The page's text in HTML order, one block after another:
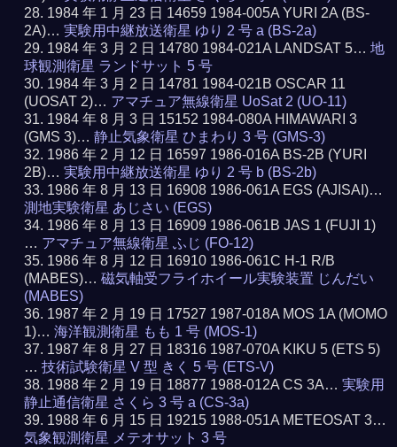
1984 年 1 月 23 日 14659 1984-005A YURI 2A (BS-
2A)…実験用中継放送衛星 ゆり 2 号 a (BS-2a)
1984 年 3 月 2 日 14780 1984-021A LANDSAT 5…地
球観測衛星 ランドサット 5 号
1984 年 3 月 2 日 14781 1984-021B OSCAR 11
(UOSAT 2)… アマチュア無線衛星 UoSat 2 (UO-11)
1984 年 8 月 3 日 15152 1984-080A HIMAWARI 3
(GMS 3)…静止気象衛星 ひまわり 3 号 (GMS-3)
1986 年 2 月 12 日 16597 1986-016A BS-2B (YURI
2B)…実験用中継放送衛星 ゆり 2 号 b (BS-2b)
1986 年 8 月 13 日 16908 1986-061A EGS (AJISAI)…
測地実験衛星 あじさい (EGS)
1986 年 8 月 13 日 16909 1986-061B JAS 1 (FUJI 1)
… アマチュア無線衛星 ふじ (FO-12)
1986 年 8 月 12 日 16910 1986-061C H-1 R/B
(MABES)…磁気軸受フライホイール実験装置 じんだい
(MABES)
1987 年 2 月 19 日 17527 1987-018A MOS 1A (MOMO
1)…海洋観測衛星 もも 1 号 (MOS-1)
1987 年 8 月 27 日 18316 1987-070A KIKU 5 (ETS 5)
…技術試験衛星 V 型 きく 5 号 (ETS-V)
1988 年 2 月 19 日 18877 1988-012A CS 3A…実験用
静止通信衛星 さくら 3 号 a (CS-3a)
1988 年 6 月 15 日 19215 1988-051A METEOSAT 3…
気象観測衛星 メテオサット 3 号